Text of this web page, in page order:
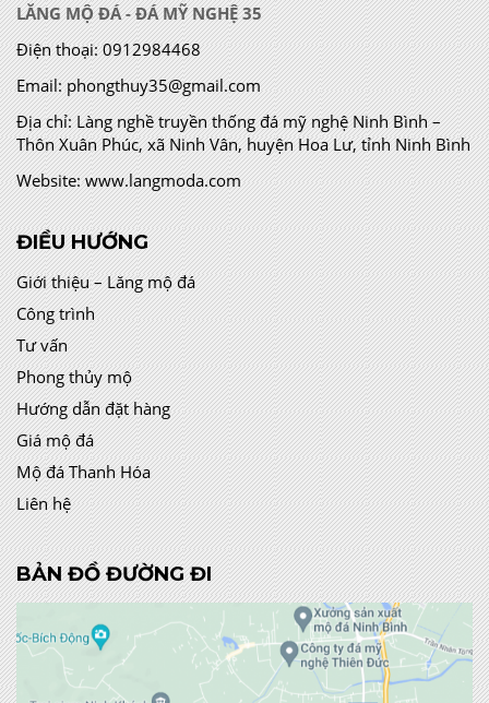
LĂNG MỘ ĐÁ - ĐÁ MỸ NGHỆ 35
Điện thoại: 0912984468
Email: phongthuy35@gmail.com
Địa chỉ:Làng nghề truyền thống đá mỹ nghệ Ninh Bình –
Thôn Xuân Phúc, xã Ninh Vân, huyện Hoa Lư, tỉnh Ninh Bình
Website: www.langmoda.com
ĐIỀU HƯỚNG
Giới thiệu – Lăng mộ đá
Công trình
Tư vấn
Phong thủy mộ
Hướng dẫn đặt hàng
Giá mộ đá
Mộ đá Thanh Hóa
Liên hệ
BẢN ĐỒ ĐƯỜNG ĐI